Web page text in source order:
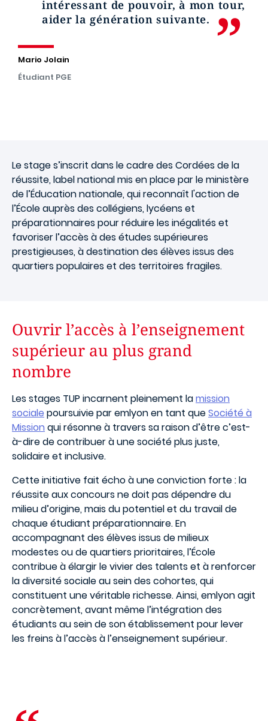
intéressant de pouvoir, à mon tour,
aider la génération suivante.
Mario Jolain
Étudiant PGE
Le stage s’inscrit dans le cadre des Cordées de la
réussite, label national mis en place par le ministère
de l’Éducation nationale, qui reconnaît l'action de
l’École auprès des collégiens, lycéens et
préparationnaires pour réduire les inégalités et
favoriser l’accès à des études supérieures
prestigieuses, à destination des élèves issus des
quartiers populaires et des territoires fragiles.
Ouvrir l’accès à l’enseignement
supérieur au plus grand
nombre
Les stages TUP incarnent pleinement lamission
sociale poursuivie par emlyon en tant queSociété à
Missionqui résonne à travers sa raison d’être c’est-
à-dire de contribuer à une société plus juste,
solidaire et inclusive.
Cette initiative fait écho à une conviction forte : la
réussite aux concours ne doit pas dépendre du
milieu d’origine, mais du potentiel et du travail de
chaque étudiant préparationnaire. En
accompagnant des élèves issus de milieux
modestes ou de quartiers prioritaires, l’École
contribue à élargir le vivier des talents et à renforcer
la diversité sociale au sein des cohortes, qui
constituent une véritable richesse. Ainsi, emlyon agit
concrètement, avant même l’intégration des
étudiants au sein de son établissement pour lever
les freins à l’accès à l’enseignement supérieur.